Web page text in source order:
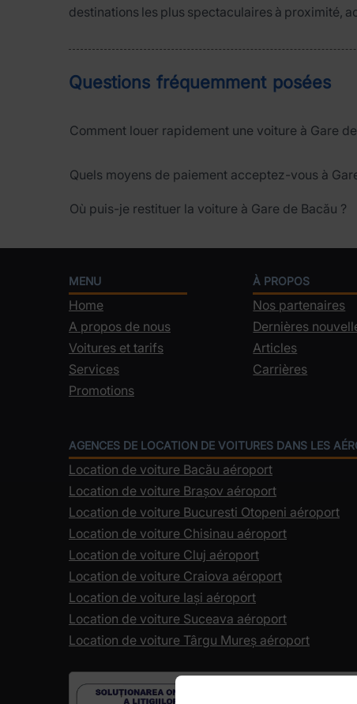
destinations les plus spectaculaires à proximité,
Questions fréquemment posées
Comment louer rapidement une voiture à Gare
Quels moyens de paiement acceptez-vous à
Où puis-je restituer la voiture à Gare de Bacău ?
MENU
Home
A propos de nous
Voitures et tarifs
Services
Promotions
À PROPOS
Nos partenaires
Dernières
Articles
Carrières
AGENCES DE LOCATION DE VOITURES DANS LES
Location de voiture Bacău aéroport
Location de voiture Brașov aéroport
Location de voiture Bucuresti Otopeni aéroport
Location de voiture Chisinau aéroport
Location de voiture Cluj aéroport
Location de voiture Craiova aéroport
Location de voiture Iași aéroport
Location de voiture Suceava aéroport
Location de voiture Târgu Mureș aéroport